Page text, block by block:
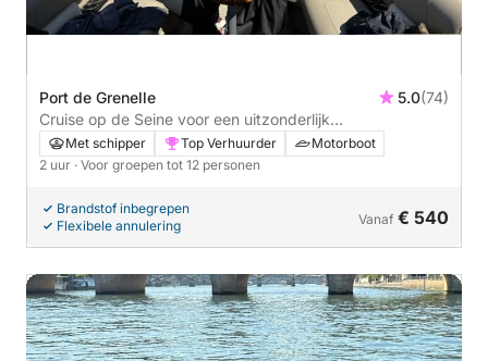
Port de Grenelle 5.0(74)
Cruise op de Seine voor een uitzonderlijk
vrijgezellenfeest - 2 uur
Met schipper Top Verhuurder
Motorboot
2 uur · Voor groepen tot 12 personen
Brandstof inbegrepen
Flexibele annulering
Vanaf € 540